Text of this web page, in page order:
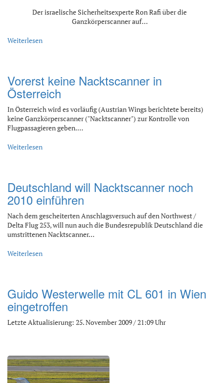
Der israelische Sicherheitsexperte Ron Rafi über die
Ganzkörperscanner auf…
Weiterlesen
Vorerst keine Nacktscanner in
Österreich
In Österreich wird es vorläufig (Austrian Wings berichtete bereits)
keine Ganzkörperscanner ("Nacktscanner") zur Kontrolle von
Flugpassagieren geben.…
Weiterlesen
Deutschland will Nacktscanner noch
2010 einführen
Nach dem gescheiterten Anschlagsversuch auf den Northwest /
Delta Flug 253, will nun auch die Bundesrepublik Deutschland die
umstrittenen Nacktscanner…
Weiterlesen
Guido Westerwelle mit CL 601 in Wien
eingetroffen
Letzte Aktualisierung: 25. November 2009 / 21:09 Uhr